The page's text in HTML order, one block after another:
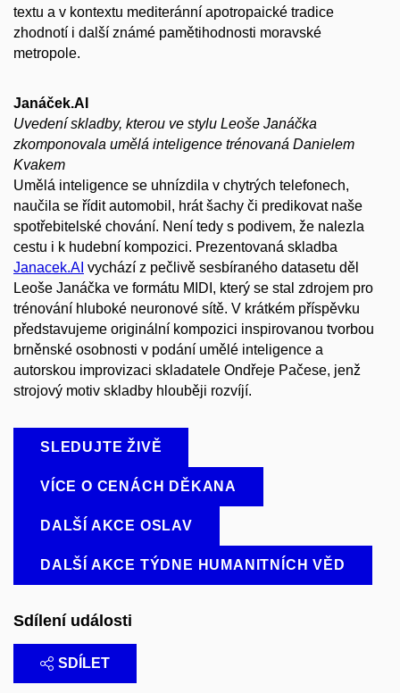
textu a v kontextu mediteránní apotropaické tradice
zhodnotí i další známé pamětihodnosti moravské
metropole.
Janáček.AI
Uvedení skladby, kterou ve stylu Leoše Janáčka
zkomponovala umělá inteligence trénovaná Danielem
Kvakem
Umělá inteligence se uhnízdila v chytrých telefonech,
naučila se řídit automobil, hrát šachy či predikovat naše
spotřebitelské chování. Není tedy s podivem, že nalezla
cestu i k hudební kompozici. Prezentovaná skladba
Janacek.AI vychází z pečlivě sesbíraného datasetu děl
Leoše Janáčka ve formátu MIDI, který se stal zdrojem pro
trénování hluboké neuronové sítě. V krátkém příspěvku
představujeme originální kompozici inspirovanou tvorbou
brněnské osobnosti v podání umělé inteligence a
autorskou improvizaci skladatele Ondřeje Pačese, jenž
strojový motiv skladby hlouběji rozvíjí.
SLEDUJTE ŽIVĚ
VÍCE O CENÁCH DĚKANA
DALŠÍ AKCE OSLAV
DALŠÍ AKCE TÝDNE HUMANITNÍCH VĚD
Sdílení události
SDÍLET